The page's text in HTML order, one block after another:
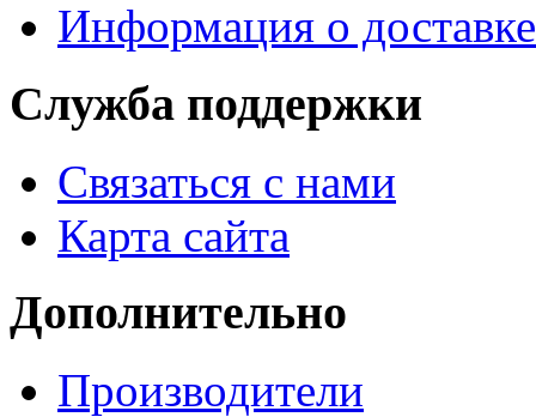
Информация о доставке
Служба поддержки
Связаться с нами
Карта сайта
Дополнительно
Производители